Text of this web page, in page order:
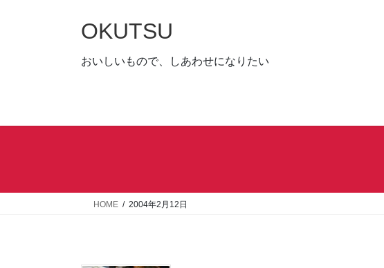
キ
に
OKUTSU
おいしいもので、しあわせになりたい
HOME 2004年2月12日